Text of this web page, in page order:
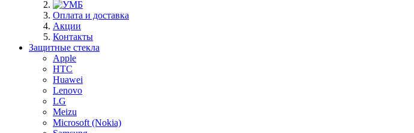
Оплата и доставка
Акции
Контакты
Защитные стекла
Apple
HTC
Huawei
Lenovo
LG
Meizu
Microsoft (Nokia)